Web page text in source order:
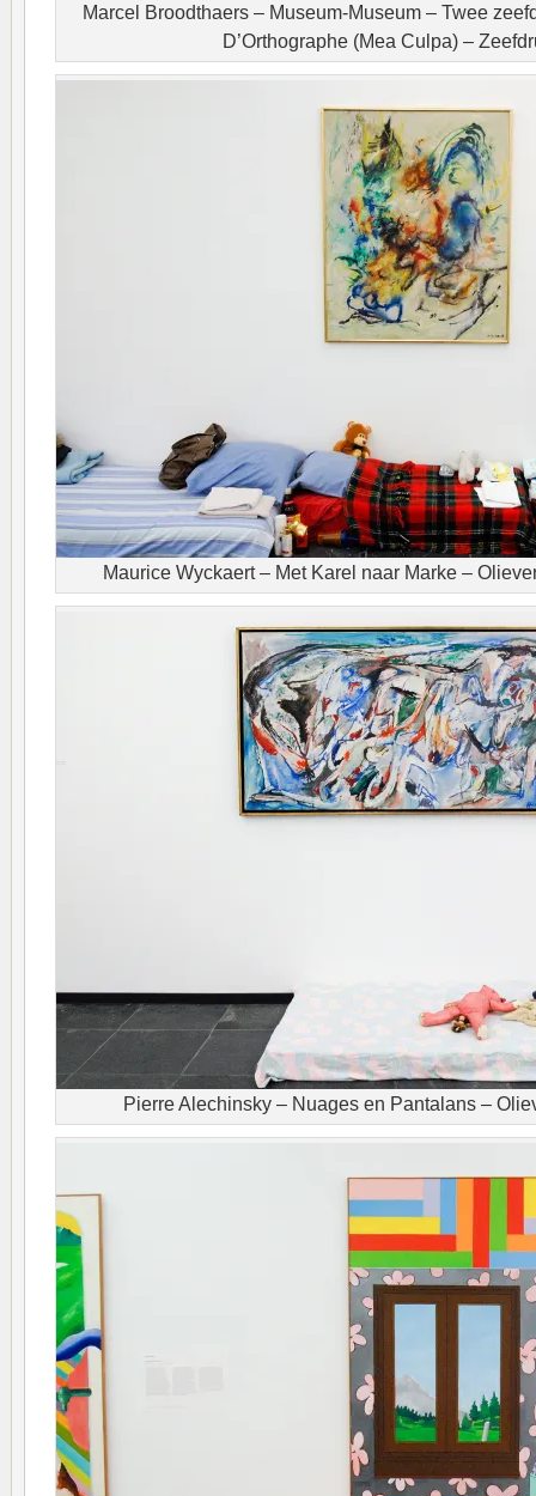
Marcel Broodthaers – Museum-Museum – Twee
D’Orthographe (Mea Culpa) –
Maurice Wyckaert – Met Karel naar Marke –
Pierre Alechinsky – Nuages en Pantalans –